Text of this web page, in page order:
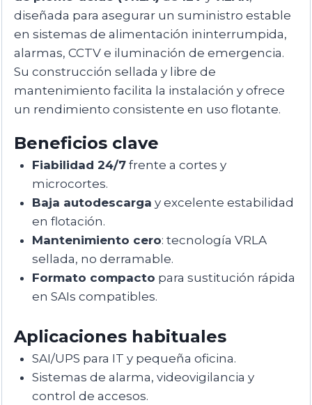
diseñada para asegurar un suministro estable
en sistemas de alimentación ininterrumpida,
alarmas, CCTV e iluminación de emergencia.
Su construcción sellada y libre de
mantenimiento facilita la instalación y ofrece
un rendimiento consistente en uso flotante.
Beneficios clave
Fiabilidad 24/7frente a cortes y
microcortes.
Baja autodescarga y excelente estabilidad
en flotación.
Mantenimiento cero: tecnología VRLA
sellada, no derramable.
Formato compacto para sustitución rápida
en SAIs compatibles.
Aplicaciones habituales
SAI/UPS para IT y pequeña oficina.
Sistemas de alarma, videovigilancia y
control de accesos.